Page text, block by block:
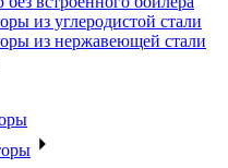
из углеродистой стали
из нержавеющей стали